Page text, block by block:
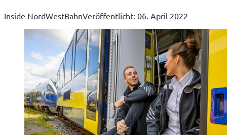
Inside NordWestBahnVeröffentlicht: 06. April 2022